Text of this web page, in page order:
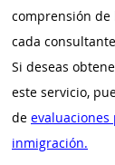
comprensión
cada
Si deseas
este servicio,
de evaluaciones
inmigración.